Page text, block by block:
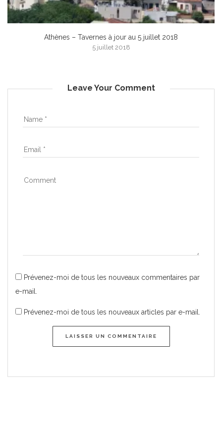
Athènes – Tavernes à jour au 5 juillet 2018
5 juillet 2018
Leave Your Comment
Prévenez-moi de tous les nouveaux commentaires par
e-mail.
Prévenez-moi de tous les nouveaux articles par e-mail.
LAISSER UN COMMENTAIRE